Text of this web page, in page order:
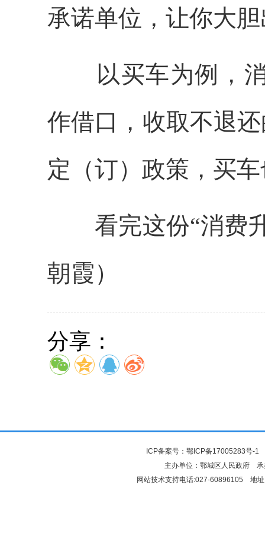
承诺单位，让你大
以买车为例，消
作借口，收取不退
定（订）政策，买
看完这份“消费升
朝霞）
分享：
ICP备案号： 鄂ICP备17005283号-1
主办单位：鄂城区人民政府
网站技术支持电话:027-60896105 地